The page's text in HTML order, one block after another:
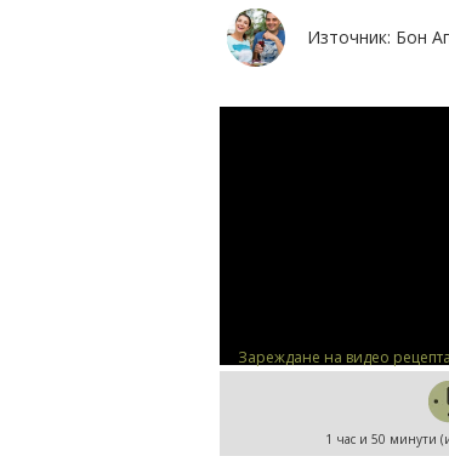
Източник: Бон
Зареждане на видео
1 час и 50 минути